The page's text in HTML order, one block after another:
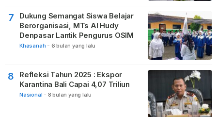
7
Dukung Semangat Siswa Belajar
Berorganisasi, MTs Al Hudy
Denpasar Lantik Pengurus OSIM
Khasanah - 6 bulan yang lalu
8
Refleksi Tahun 2025 : Ekspor
Karantina Bali Capai 4,07 Triliun
Nasional - 8 bulan yang lalu